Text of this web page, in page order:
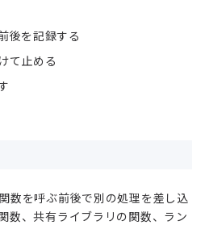
後を記録する
て止める
数を呼ぶ前後で別の処理を差し込
数、共有ライブラリの関数、ラン